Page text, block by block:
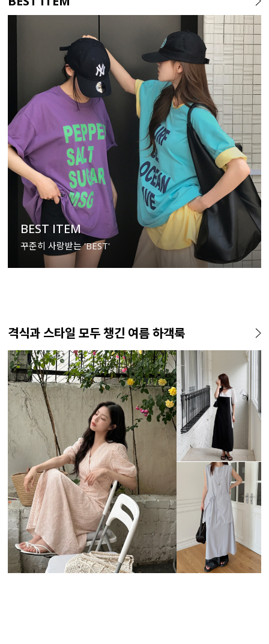
BEST ITEM
꾸준히 사랑받는 'BEST'
격식과 스타일 모두 챙긴 여름 하객룩